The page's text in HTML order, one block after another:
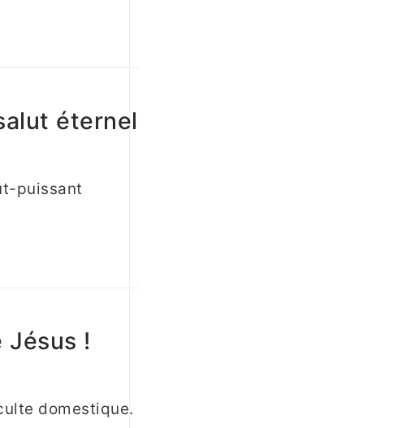
éternel
puissant
Jésus !
domestique.